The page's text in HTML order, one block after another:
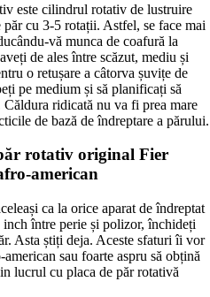
este cilindrul rotativ de lustruire
păr cu 3-5 rotații. Astfel, se face mai
vă munca de coafură la
de ales între scăzut, mediu și
o retușare a câtorva șuvițe de
pe medium și să planificați să
Căldura ridicată nu va fi prea mare
de bază de îndreptare a părului.
rotativ original Fier
american
ca la orice aparat de îndreptat
între perie și polizor, închideți
Asta știți deja. Aceste sfaturi îi vor
sau foarte aspru să obțină
lucrul cu placa de păr rotativă